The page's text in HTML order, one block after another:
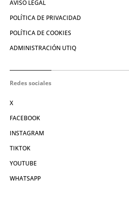
AVISO LEGAL
POLÍTICA DE PRIVACIDAD
POLÍTICA DE COOKIES
ADMINISTRACIÓN UTIQ
Redes sociales
X
FACEBOOK
INSTAGRAM
TIKTOK
YOUTUBE
WHATSAPP